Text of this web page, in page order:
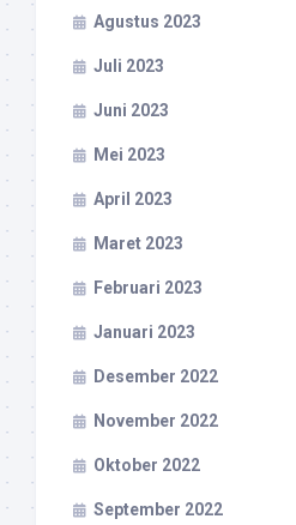
Agustus 2023
Juli 2023
Juni 2023
Mei 2023
April 2023
Maret 2023
Februari 2023
Januari 2023
Desember 2022
November 2022
Oktober 2022
September 2022